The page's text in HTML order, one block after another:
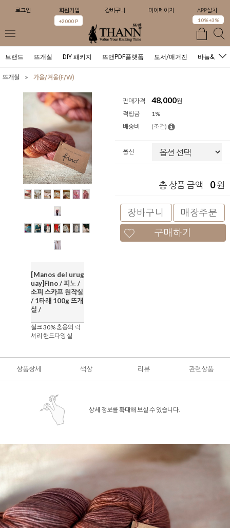
로그인 회원가입
+2000 P
장바구니 마이페이지 APP설치
10%+3%
브랜드 뜨개실 DIY 패키지 뜨앤PDF플랫폼 도서/매거진 바늘&도구
뜨개실 > 가을/겨울(F/W)
[Manos del urug
uay]Fino / 피노 /
소피 스카프 원작실
/ 1타래 100g 뜨개
실 /
실크 30% 혼용의 럭
셔리 핸드다잉 실
판매가격 48,000원
적립금
1%
배송비
(조건)
옵션
총 상품 금액 0원
장바구니
매장주문
구매하기
상품상세 색상 리뷰 관련상품
상세 정보를 확대해 보실 수 있습니다.